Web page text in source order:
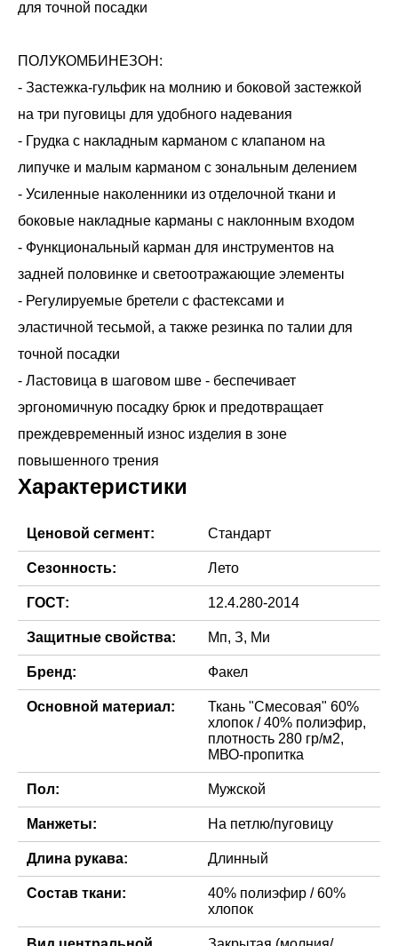
для точной посадки
ПОЛУКОМБИНЕЗОН:
- Застежка-гульфик на молнию и боковой застежкой
на три пуговицы для удобного надевания
- Грудка с накладным карманом с клапаном на
липучке и малым карманом с зональным делением
- Усиленные наколенники из отделочной ткани и
боковые накладные карманы с наклонным входом
- Функциональный карман для инструментов на
задней половинке и светоотражающие элементы
- Регулируемые бретели с фастексами и
эластичной тесьмой, а также резинка по талии для
точной посадки
- Ластовица в шаговом шве - беспечивает
эргономичную посадку брюк и предотвращает
преждевременный износ изделия в зоне
Характеристики
Ценовой сегмент: Стандарт
Сезонность: Лето
ГОСТ: 12.4.280-2014
Защитные свойства: Мп, З, Ми
Бренд: Факел
Основной материал:
Ткань "Смесовая" 60%
хлопок / 40% полиэфир,
плотность 280 гр/м2,
МВО-пропитка
Пол: Мужской
Манжеты: На петлю/пуговицу
Длина рукава: Длинный
Состав ткани:
40% полиэфир / 60%
хлопок